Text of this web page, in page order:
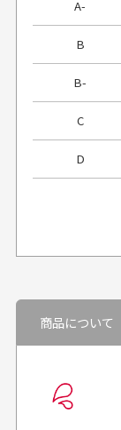
A-
B
B-
C
D
良かった！
お届け希
商品について